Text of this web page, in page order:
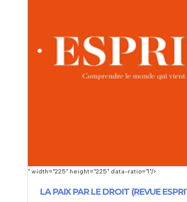
" width="225" height="225" data-ratio="1"/>
LA PAIX PAR LE DROIT (REVUE